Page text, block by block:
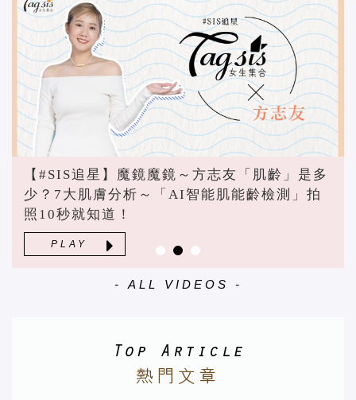
【#SIS追星】魔鏡魔鏡～方志友「肌齡」是多
少？7大肌膚分析～「AI智能肌能齡檢測」拍
照10秒就知道！
PLAY
- ALL VIDEOS -